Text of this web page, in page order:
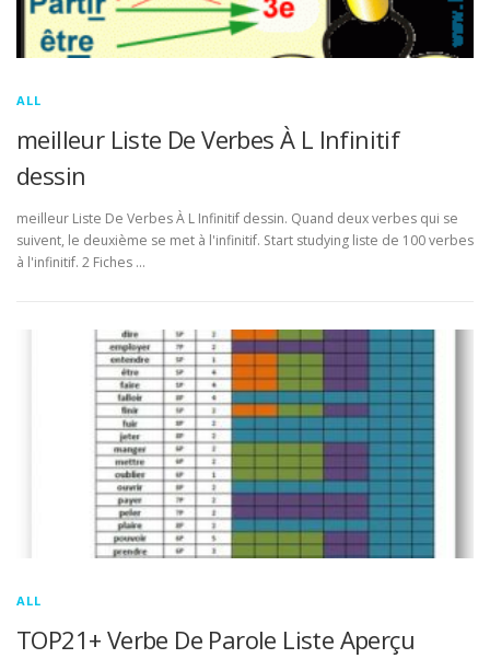
ALL
meilleur Liste De Verbes À L Infinitif
dessin
meilleur Liste De Verbes À L Infinitif dessin. Quand deux verbes qui se
suivent, le deuxième se met à l'infinitif. Start studying liste de 100 verbes
à l'infinitif. 2 Fiches …
ALL
TOP21+ Verbe De Parole Liste Aperçu